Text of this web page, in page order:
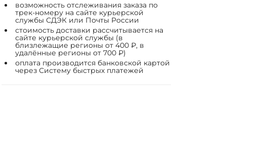
возможность отслеживания заказа по
трек-номеру на сайте курьерской
службы СДЭК или Почты России
стоимость доставки рассчитывается на
сайте курьерской службы (в
близлежащие регионы от 400 ₽, в
удалённые регионы от 700 ₽)
оплата производится банковской картой
через Систему быстрых платежей